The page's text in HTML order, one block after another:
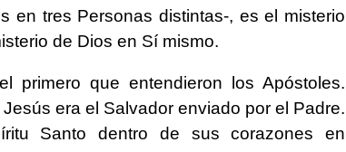
en tres Personas distintas-, es el misterio
de Dios en Sí mismo.
primero que entendieron los Apóstoles.
era el Salvador enviado por el Padre.
Santo dentro de sus corazones en